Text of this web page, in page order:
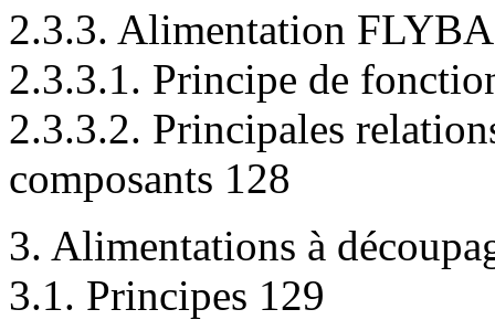
2.3.3. Alimentation
2.3.3.1. Principe de
2.3.3.2. Principales
composants 128
3. Alimentations à
3.1. Principes 129